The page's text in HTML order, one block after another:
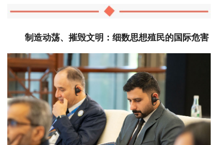
制造动荡、摧毁文明：细数思想殖民的国际危害